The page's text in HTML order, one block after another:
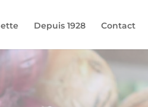
Depuis 1928 Contact